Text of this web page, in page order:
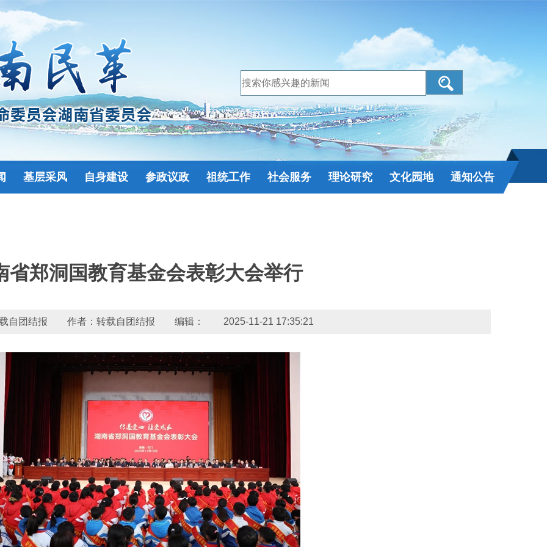
基层采风 自身建设 参政议政 祖统工作 社会服务 理论研究 文化园地 通知公告
省郑洞国教育基金会表彰大会举行
载自团结报 作者：转载自团结报 编辑： 2025-11-21 17:35:21